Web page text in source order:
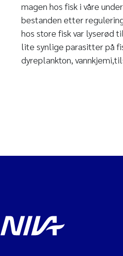
magen hos fisk i våre
bestanden etter
hos store fisk var lyserød
lite synlige parasitter på
dyreplankton,